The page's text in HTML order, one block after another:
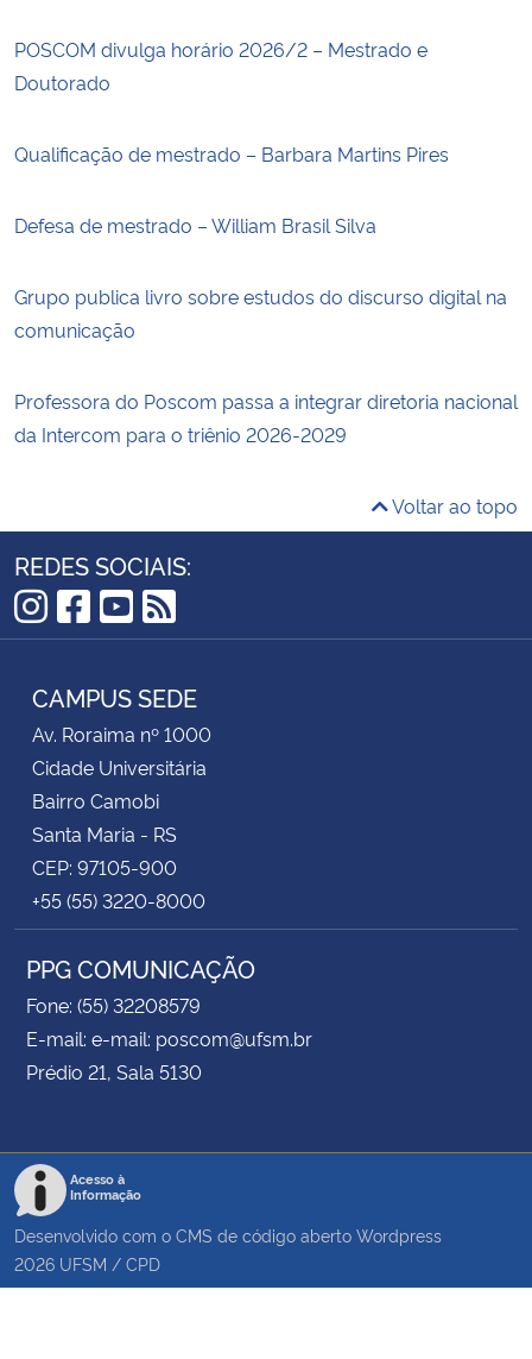
POSCOM divulga horário 2026/2 – Mestrado e
Doutorado
Qualificação de mestrado – Barbara Martins Pires
Defesa de mestrado – William Brasil Silva
Grupo publica livro sobre estudos do discurso digital na
comunicação
Professora do Poscom passa a integrar diretoria nacional
da Intercom para o triênio 2026-2029
Voltar ao topo
REDES SOCIAIS:
Instagram
Facebook
YouTube
RSS
CAMPUS SEDE
Av. Roraima nº 1000
Cidade Universitária
Bairro Camobi
Santa Maria - RS
CEP: 97105-900
+55 (55) 3220-8000
PPG COMUNICAÇÃO
Fone: (55) 32208579
E-mail: e-mail: poscom@ufsm.br
Prédio 21, Sala 5130
Acesso à
Informação
Desenvolvido com o CMS de código aberto Wordpress
2026 UFSM / CPD